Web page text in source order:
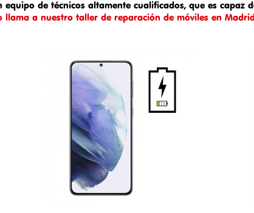
de técnicos altamente cualificados, que es capaz
llama a nuestro taller de reparación de móviles en